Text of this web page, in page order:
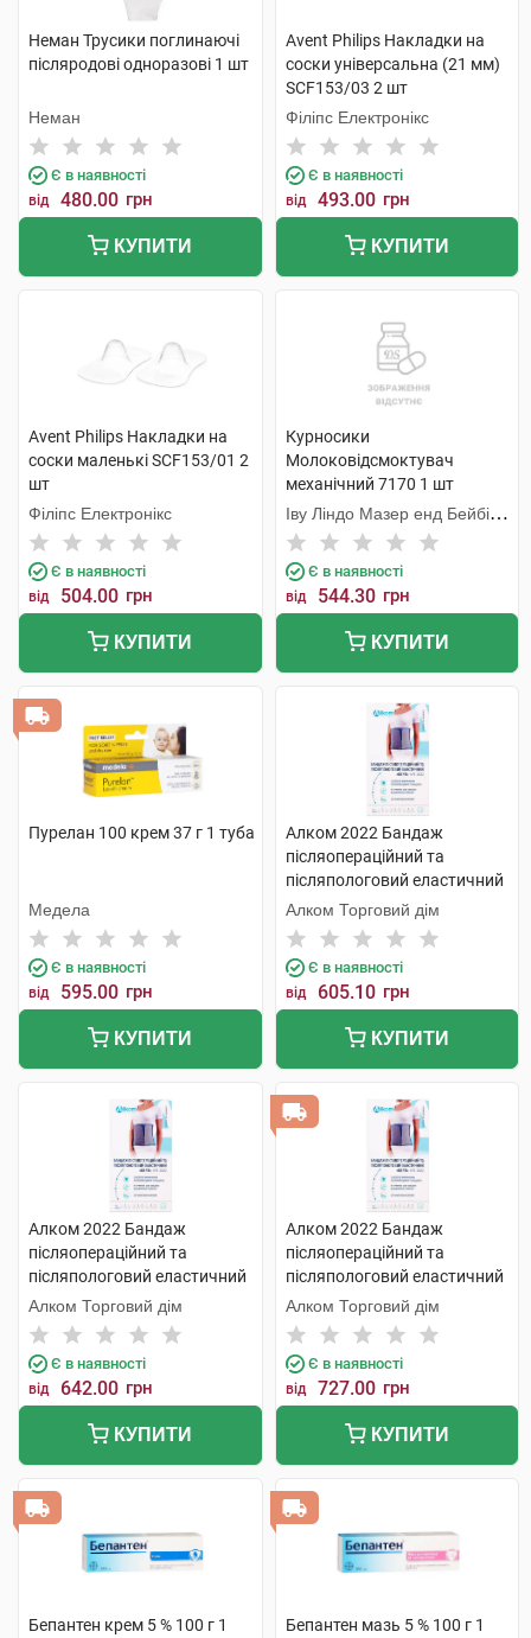
Неман Трусики поглинаючі
післяродові одноразові 1 шт
Неман
Є в наявності
від 480.00 грн
КУПИТИ
Avent Philips Накладки на
соски універсальна (21 мм)
SCF153/03 2 шт
Філіпс Електронікс
Є в наявності
від 493.00 грн
КУПИТИ
Avent Philips Накладки на
соски маленькі SCF153/01 2
шт
Філіпс Електронікс
Є в наявності
від 504.00 грн
КУПИТИ
Курносики
Молоковідсмоктувач
механічний 7170 1 шт
Іву Ліндо Мазер енд Бейбі
Продактс
Є в наявності
від 544.30 грн
КУПИТИ
Пурелан 100 крем 37 г 1 туба
Медела
Є в наявності
від 595.00 грн
КУПИТИ
Алком 2022 Бандаж
післяопераційний та
післяпологовий еластичний
Євро розмір 5 1 шт
Алком Торговий дім
Є в наявності
від 605.10 грн
КУПИТИ
Алком 2022 Бандаж
післяопераційний та
післяпологовий еластичний
Євро розмір 5 1 шт
Алком Торговий дім
Є в наявності
від 642.00 грн
КУПИТИ
Алком 2022 Бандаж
післяопераційний та
післяпологовий еластичний
Євро розмір 2 1 шт
Алком Торговий дім
Є в наявності
від 727.00 грн
КУПИТИ
Бепантен крем 5 % 100 г 1
Бепантен мазь 5 % 100 г 1